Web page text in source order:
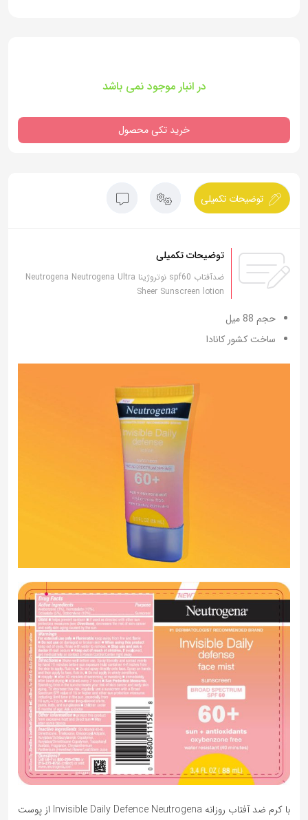
در انبار موجود نمی باشد
خرید تکی محصول
توضیحات تکمیلی
توضیحات تکمیلی
ضدآفتاب spf60 نوتروژینا Neutrogena Neutrogena Ultra
Sheer Sunscreen lotion
حجم 88 میل
ساخت کشور کانادا
با کرم ضد آفتاب روزانه Invisible Daily Defence Neutrogena از پوست